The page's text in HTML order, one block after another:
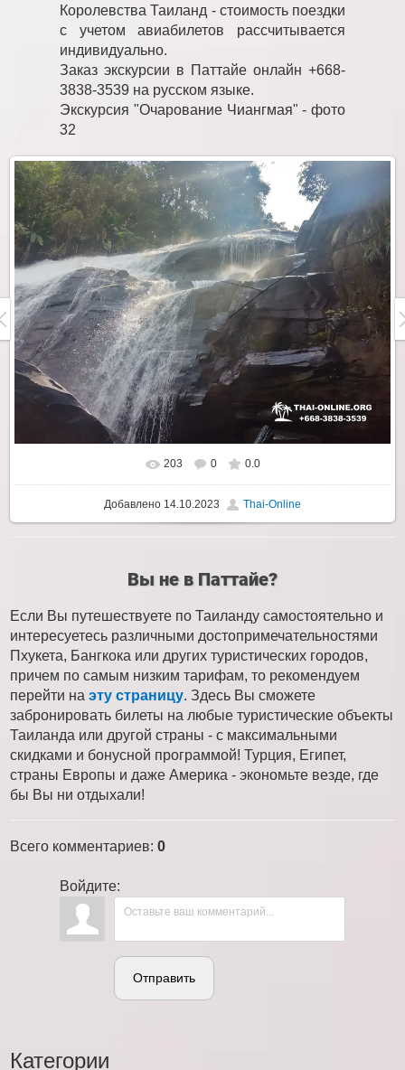
Королевства Таиланд - стоимость поездки
с учетом авиабилетов рассчитывается
индивидуально.
Заказ экскурсии в Паттайе онлайн +668-
3838-3539 на русском языке.
Экскурсия "Очарование Чиангмая" - фото
32
203 0 0.0
Добавлено 14.10.2023 Thai-Online
Вы не в Паттайе?
Если Вы путешествуете по Таиланду самостоятельно и
интересуетесь различными достопримечательностями
Пхукета, Бангкока или других туристических городов,
причем по самым низким тарифам, то рекомендуем
перейти на эту страницу. Здесь Вы сможете
забронировать билеты на любые туристические объекты
Таиланда или другой страны - с максимальными
скидками и бонусной программой! Турция, Египет,
страны Европы и даже Америка - экономьте везде, где
бы Вы ни отдыхали!
Всего комментариев: 0
Войдите:
Отправить
Категории